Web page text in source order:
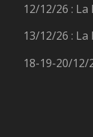
12/12/26 : La
13/12/26 : La
18-19-20/12/